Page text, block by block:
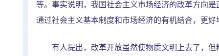
等。事实说明，我国社会主义市场经济的改革方向
通过社会主义基本制度和市场经济的有机结合，更
有人提出，改革开放虽然使物质文明上去了，但